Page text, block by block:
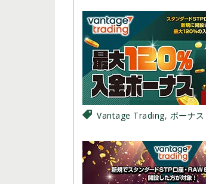
Vantage Trading, ボーナス